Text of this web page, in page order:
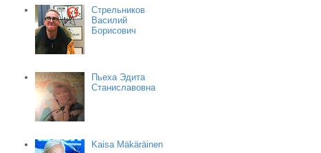
Стрельников
Василий
Борисович
Пьеха Эдита
Станиславовна
Kaisa Mäkäräinen